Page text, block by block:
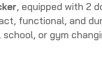
, equipped with 2
functional, and
or gym